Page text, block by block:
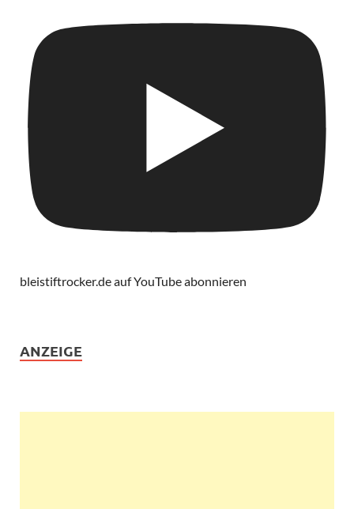
bleistiftrocker.de auf YouTube abonnieren
ANZEIGE